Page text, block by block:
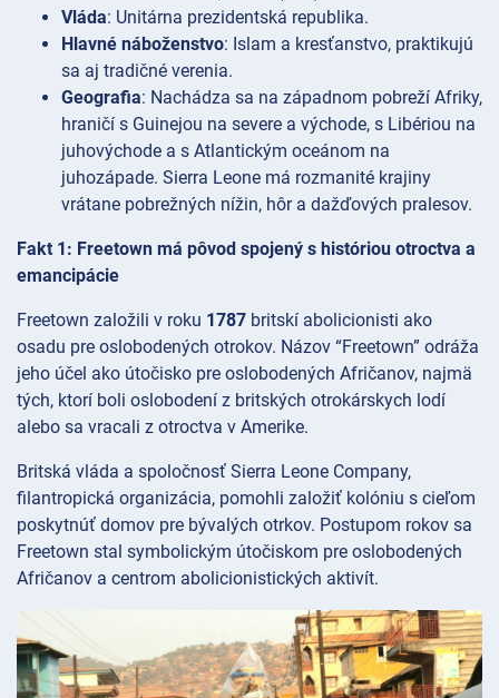
Vláda: Unitárna prezidentská republika.
Hlavné náboženstvo: Islam a kresťanstvo, praktikujú
sa aj tradičné verenia.
Geografia: Nachádza sa na západnom pobreží Afriky,
hraničí s Guinejou na severe a východe, s Libériou na
juhovýchode a s Atlantickým oceánom na
juhozápade. Sierra Leone má rozmanité krajiny
vrátane pobrežných nížin, hôr a dažďových pralesov.
Fakt 1: Freetown má pôvod spojený s históriou otroctva a
emancipácie
Freetown založili v roku 1787 britskí abolicionisti ako
osadu pre oslobodených otrokov. Názov “Freetown” odráža
jeho účel ako útočisko pre oslobodených Afričanov, najmä
tých, ktorí boli oslobodení z britských otrokárskych lodí
alebo sa vracali z otroctva v Amerike.
Britská vláda a spoločnosť Sierra Leone Company,
filantropická organizácia, pomohli založiť kolóniu s cieľom
poskytnúť domov pre bývalých otrkov. Postupom rokov sa
Freetown stal symbolickým útočiskom pre oslobodených
Afričanov a centrom abolicionistických aktivít.